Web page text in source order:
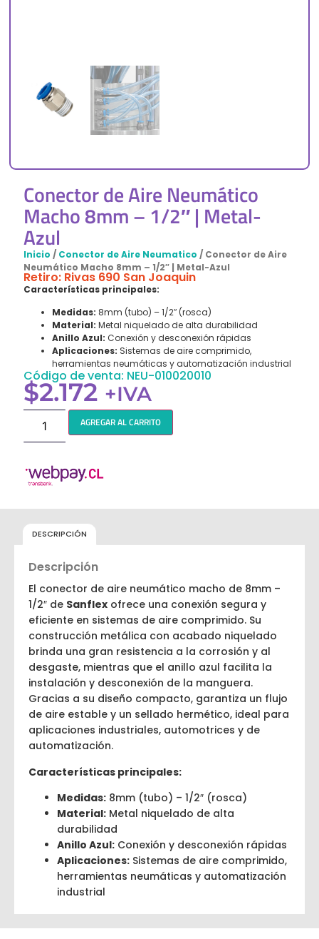
Conector de Aire Neumático
Macho 8mm – 1/2″ | Metal-
Azul
Inicio / Conector de Aire Neumatico / Conector de Aire
Neumático Macho 8mm – 1/2″ | Metal-Azul
Retiro: Rivas 690 San Joaquin
Características principales:
Medidas: 8mm (tubo) – 1/2″ (rosca)
Material: Metal niquelado de alta durabilidad
Anillo Azul: Conexión y desconexión rápidas
Aplicaciones: Sistemas de aire comprimido,
herramientas neumáticas y automatización industrial
Código de venta: NEU-010020010
$2.172 +IVA
AGREGAR AL CARRITO
DESCRIPCIÓN
Descripción
El conector de aire neumático macho de 8mm –
1/2″ de Sanflex ofrece una conexión segura y
eficiente en sistemas de aire comprimido. Su
construcción metálica con acabado niquelado
brinda una gran resistencia a la corrosión y al
desgaste, mientras que el anillo azul facilita la
instalación y desconexión de la manguera.
Gracias a su diseño compacto, garantiza un flujo
de aire estable y un sellado hermético, ideal para
aplicaciones industriales, automotrices y de
automatización.
Características principales:
Medidas: 8mm (tubo) – 1/2″ (rosca)
Material: Metal niquelado de alta
durabilidad
Anillo Azul: Conexión y desconexión rápidas
Aplicaciones: Sistemas de aire comprimido,
herramientas neumáticas y automatización
industrial